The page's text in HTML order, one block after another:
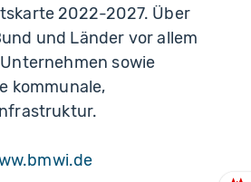
2022-2027. Über
und Länder vor allem
sowie
kommunale,